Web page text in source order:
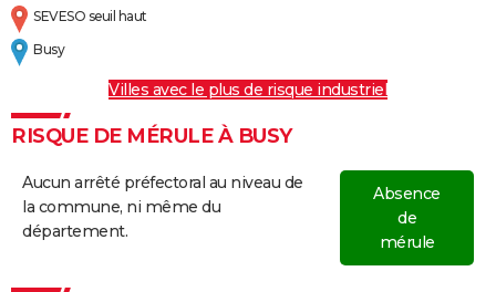
SEVESO seuil haut
Busy
Villes avec le plus de risque industriel
RISQUE DE MÉRULE À BUSY
Aucun arrêté préfectoral au niveau de
la commune, ni même du
département.
Absence
de
mérule